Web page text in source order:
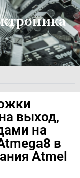
выход,
на
в
Atmel